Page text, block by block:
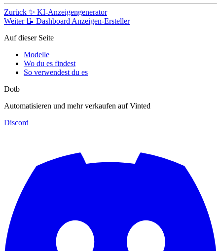
Zurück ✨ KI-Anzeigengenerator
Weiter 📝 Dashboard Anzeigen-Ersteller
Auf dieser Seite
Modelle
Wo du es findest
So verwendest du es
Dotb
Automatisieren und mehr verkaufen auf Vinted
Discord